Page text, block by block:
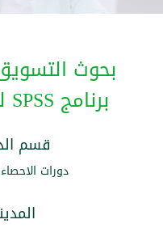
بحوث
برنامج SPSS للتحليل الإحصائي
قسم
دورات